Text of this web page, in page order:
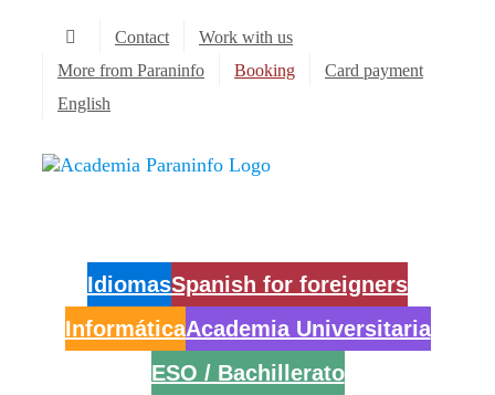
content
Contact
Work with us
More from Paraninfo
Booking
Card payment
English
IdiomasSpanish for foreigners
InformáticaAcademia Universitaria
ESO / Bachillerato